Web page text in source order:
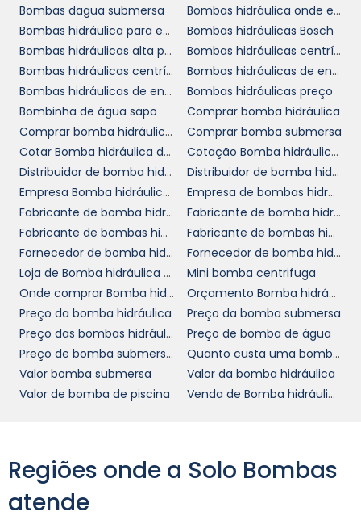
Entre em contato conosco agora mesmo
para solicitar um orçamento personalizado.
Temos uma ampla seleção debombas
hidráulicas industriais, prontas para
atender às mais diversas demandas do
mercado. Navegue pela nossa plataforma e
descubra as melhores opções disponíveis
para o seu negócio. Não perca tempo, seu
sucesso começa com uma decisão
informada!
Bombas dagua submersa
Bombas hidráulica onde encontrar
Bombas hidráulica para empilhadeira
Bombas hidráulicas Bosch
Bombas hidráulicas alta pressão
Bombas hidráulicas centrífugas
Bombas hidráulicas centrífugas comprar
Bombas hidráulicas de engrenagens comprar
Bombas hidráulicas de engrenagens em SP
Bombas hidráulicas preço
Bombinha de água sapo
Comprar bomba hidráulica
Comprar bomba hidráulica em SP
Comprar bomba submersa
Cotar Bomba hidráulica de pistão
Cotação Bomba hidráulica de pistão
Distribuidor de bomba hidráulica axial
Distribuidor de bomba hidráulica hidrodinâmica
Empresa Bomba hidráulica de pistão
Empresa de bombas hidráulica para empilhadeira SP
Fabricante de bomba hidráulica
Fabricante de bomba hidráulica Rexroth
Fabricante de bombas hidráulicas alta pressão
Fabricante de bombas hidráulicas bosch
Fornecedor de bomba hidráulica
Fornecedor de bomba hidráulica trator
Loja de Bomba hidráulica de pistão
Mini bomba centrifuga
Onde comprar Bomba hidráulica de pistão
Orçamento Bomba hidráulica de pistão
Preço da bomba hidráulica
Preço da bomba submersa
Preço das bombas hidráulicas em SP
Preço de bomba de água
Preço de bomba submersivel
Quanto custa uma bomba de água
Valor bomba submersa
Valor da bomba hidráulica
Valor de bomba de piscina
Venda de Bomba hidráulica de pistão
Regiões onde a Solo Bombas
atende